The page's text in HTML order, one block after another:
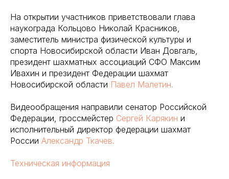
На открытии участников приветствовали глава
наукограда Кольцово Николай Красников,
заместитель министра физической культуры и
спорта Новосибирской области Иван Довгаль,
президент шахматных ассоциаций СФО Максим
Ивахин и президент Федерации шахмат
Новосибирской области Павел Малетин.
Видеообращения направили сенатор Российской
Федерации, гроссмейстер Сергей Карякин и
исполнительный директор федерации шахмат
России Александр Ткачев.
Техническая информация